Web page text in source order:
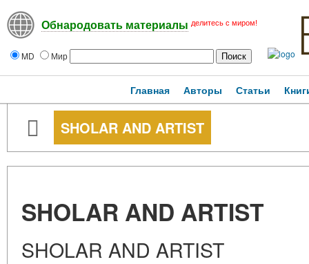
Обнародовать материалы делитесь с миром!
MD Мир
Главная Авторы Статьи
SHOLAR AND ARTIST
SHOLAR AND ARTIST
SHOLAR AND ARTIST